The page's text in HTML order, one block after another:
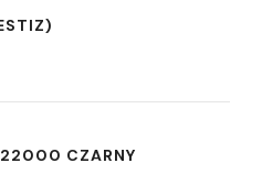
CZARNY